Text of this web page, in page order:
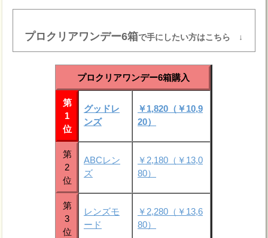
プロクリアワンデー6箱で手にしたい方はこちら ↓
プロクリアワンデー6箱購入
第
1
位
グッドレ
ンズ
￥1,820（￥10,9
20）
第
2
位
ABCレン
ズ
￥2,180（￥13,0
80）
第
3
位
レンズモ
ード
￥2,280（￥13,6
80）